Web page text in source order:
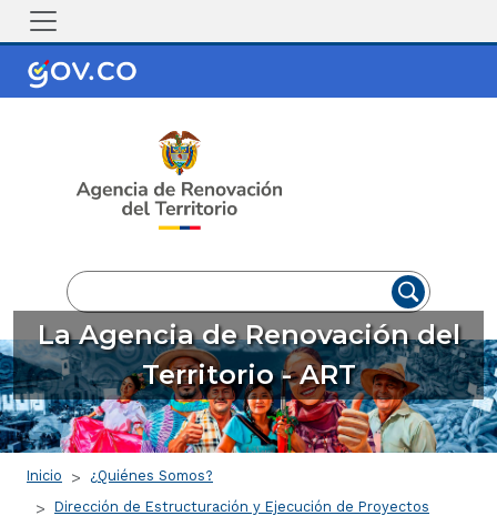
Pasar al contenido principal
La Agencia de Renovación del
Territorio - ART
Ruta de navegación
Inicio
¿Quiénes Somos?
Dirección de Estructuración y Ejecución de Proyectos